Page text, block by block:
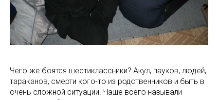
Чего же боятся шестиклассники? Акул, пауков, людей,
тараканов, смерти кого-то из родственников и быть в
очень сложной ситуации. Чаще всего называли